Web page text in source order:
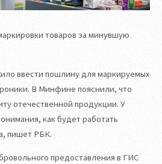
товаров за минувшую
ввести пошлину для маркируемых
В Минфине пояснили, что
отечественной продукции. У
как будет работать
пишет РБК.
предоставления в ГИС